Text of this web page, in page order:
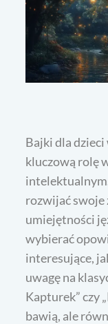
Bajki dla
kluczową rolę
rozwijać
umiejętności
wybierać
interesujące,
uwagę na
Kapturek” czy
bawią, ale